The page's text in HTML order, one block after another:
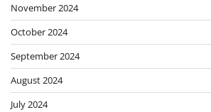
November 2024
October 2024
September 2024
August 2024
July 2024